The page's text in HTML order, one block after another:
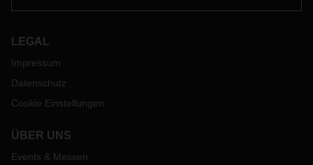
LEGAL
Impressum
Datenschutz
Cookie Einstellungen
ÜBER UNS
Events & Messen